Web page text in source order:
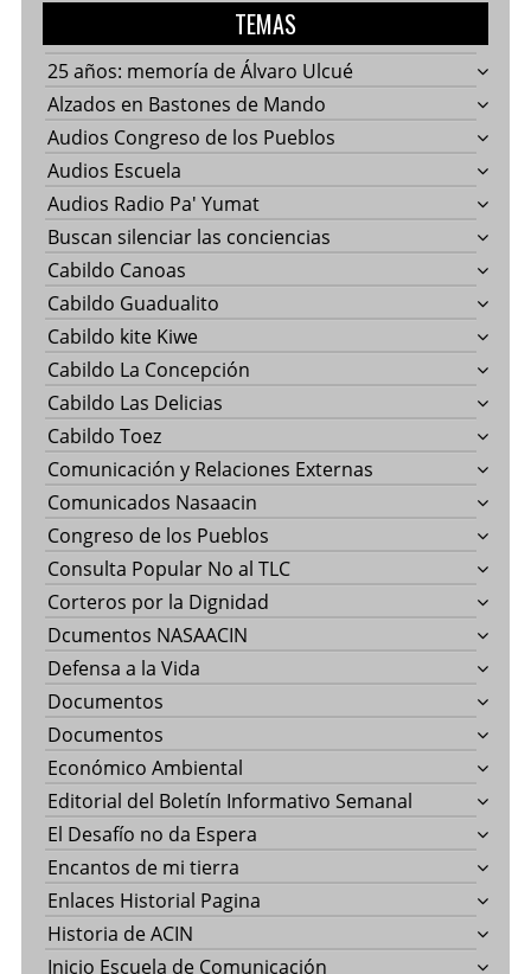
TEMAS
25 años: memoría de Álvaro Ulcué
Alzados en Bastones de Mando
Audios Congreso de los Pueblos
Audios Escuela
Audios Radio Pa' Yumat
Buscan silenciar las conciencias
Cabildo Canoas
Cabildo Guadualito
Cabildo kite Kiwe
Cabildo La Concepción
Cabildo Las Delicias
Cabildo Toez
Comunicación y Relaciones Externas
Comunicados Nasaacin
Congreso de los Pueblos
Consulta Popular No al TLC
Corteros por la Dignidad
Dcumentos NASAACIN
Defensa a la Vida
Documentos
Documentos
Económico Ambiental
Editorial del Boletín Informativo Semanal
El Desafío no da Espera
Encantos de mi tierra
Enlaces Historial Pagina
Historia de ACIN
Inicio Escuela de Comunicación